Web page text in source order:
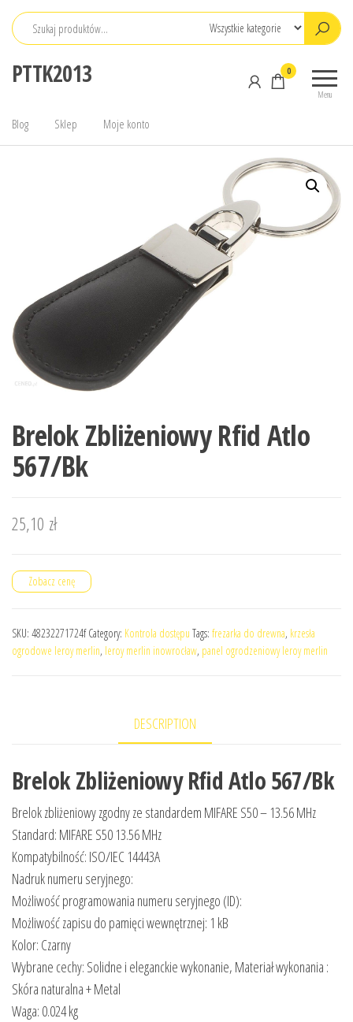
Przejdź
PTTK2013
Menu
0
Blog Sklep Moje konto
Brelok Zbliżeniowy Rfid Atlo
567/Bk
25,10 zł
Zobacz cenę
SKU: 48232271724f Category: Kontrola dostępu Tags: frezarka do drewna, krzesła
ogrodowe leroy merlin, leroy merlin inowrocław, panel ogrodzeniowy leroy merlin
DESCRIPTION
Brelok Zbliżeniowy Rfid Atlo 567/Bk
Brelok zbliżeniowy zgodny ze standardem MIFARE S50 – 13.56 MHz
Standard: MIFARE S50 13.56 MHz
Kompatybilność: ISO/IEC 14443A
Nadruk numeru seryjnego:
Możliwość programowania numeru seryjnego (ID):
Możliwość zapisu do pamięci wewnętrznej: 1 kB
Kolor: Czarny
Wybrane cechy: Solidne i eleganckie wykonanie, Materiał wykonania :
Skóra naturalna + Metal
Waga: 0.024 kg